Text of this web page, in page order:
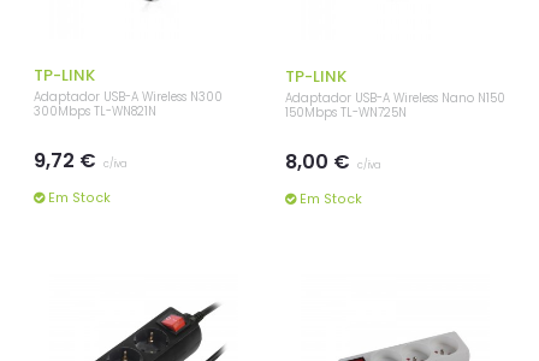
TP-LINK
Adaptador USB-A Wireless N300
300Mbps TL-WN821N
9,72 € c/iva
Em Stock
TP-LINK
Adaptador USB-A Wireless Nano N150
150Mbps TL-WN725N
8,00 € c/iva
Em Stock